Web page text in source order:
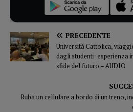
PRECEDENTE
Università Cattolica,
dagli studenti: esperienza
sfide del futuro – AUDIO
Ruba un cellulare a bordo di un treno,